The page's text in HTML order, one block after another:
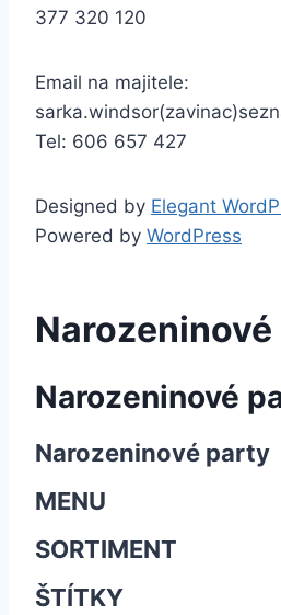
377 320 120
Email na majitele:
Tel: 606 657 427
Designed by Elegant
Powered by WordPress
Narozeninové
Narozeninové party
MENU
SORTIMENT
ŠTÍTKY